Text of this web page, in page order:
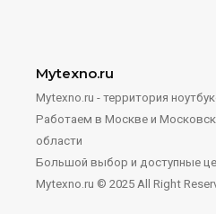
Mytexno.ru
Mytexno.ru - территория
Работаем в Москве и
области
Большой выбор и доступные
Mytexno.ru © 2025 All Right